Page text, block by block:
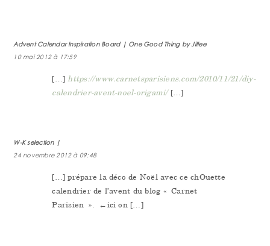
Advent Calendar Inspiration Board | One Good Thing by Jillee
10 mai 2012 à 17:59
[…]https://www.carnetsparisiens.com/2010/11/21/diy-
calendrier-avent-noel-origami/[…]
W-K selection |
24 novembre 2012 à 09:48
[…] prépare la déco de Noël avec ce chOuette
calendrier de l’avent du blog « Carnet
Parisien ». ←ici on […]